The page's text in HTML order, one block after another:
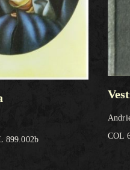
899.002b
COL